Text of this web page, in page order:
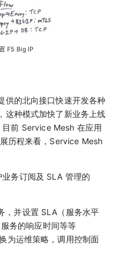
F5 Big IP
供的北向接口快速开发各种
这种模式加快了新业务上线
前 Service Mesh 在应用
历程来看，Service Mesh
务订阅及 SLA 管理的
，并设置 SLA（服务水平
务的响应时间等等
为运维策略，调用控制面